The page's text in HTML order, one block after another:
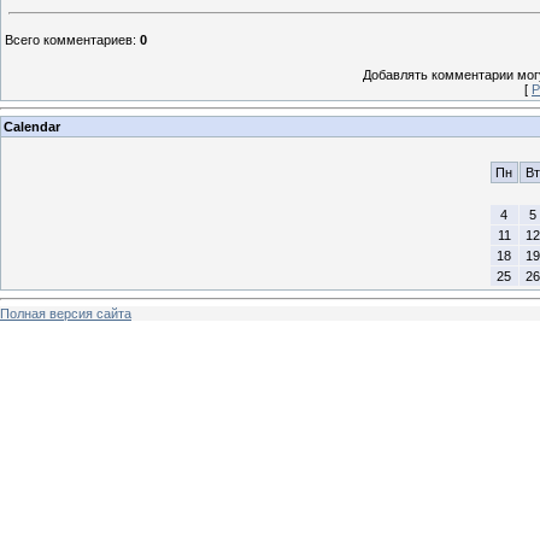
Всего комментариев: 0
Добавлять комментарии
[
Calendar
Пн Вт
4
5
11
12
18
19
25
26
Полная версия сайта